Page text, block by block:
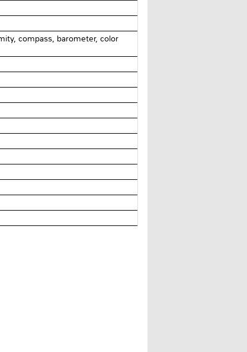
compass, barometer, color